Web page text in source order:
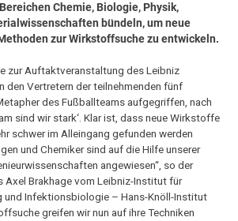
Chemie, Biologie, Physik,
bündeln, um neue
zur Wirkstoffsuche zu entwickeln.
zur Auftaktveranstaltung des Leibniz
den Vertretern der teilnehmenden fünf
des Fußballteams aufgegriffen, nach
sind wir stark‘. Klar ist, dass neue Wirkstoffe
schwer im Alleingang gefunden werden
und Chemiker sind auf die Hilfe unserer
angewiesen“, so der
Axel Brakhage vom Leibniz-Institut für
und Infektionsbiologie – Hans-Knöll-Institut
greifen wir nun auf ihre Techniken